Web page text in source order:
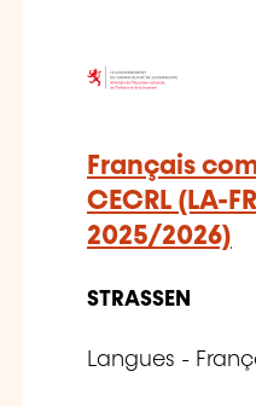
Français
CECRL (LA-
2025/2026)
STRASSEN
Langues -